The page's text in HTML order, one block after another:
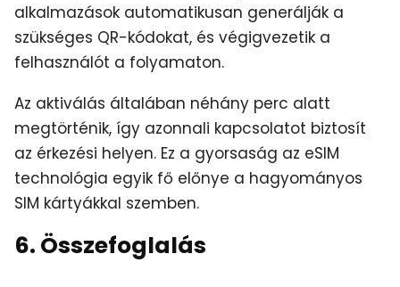
alkalmazások automatikusan generálják a
szükséges QR-kódokat, és végigvezetik a
felhasználót a folyamaton.
Az aktiválás általában néhány perc alatt
megtörténik, így azonnali kapcsolatot biztosít
az érkezési helyen. Ez a gyorsaság az eSIM
technológia egyik fő előnye a hagyományos
SIM kártyákkal szemben.
6. Összefoglalás